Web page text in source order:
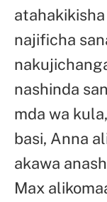
najificha
nashinda
mda wa
basi, Anna
akawa
Max